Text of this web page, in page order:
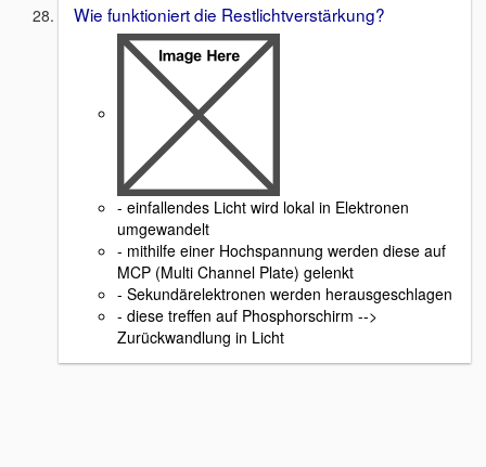
Wie funktioniert die Restlichtverstärkung?
- einfallendes Licht wird lokal in Elektronen
umgewandelt
- mithilfe einer Hochspannung werden diese auf
MCP (Multi Channel Plate) gelenkt
- Sekundärelektronen werden herausgeschlagen
- diese treffen auf Phosphorschirm -->
Zurückwandlung in Licht